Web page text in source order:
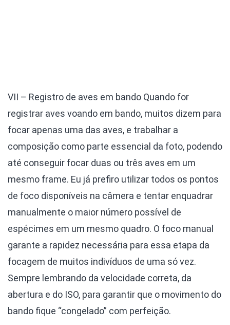
VII – Registro de aves em bando Quando for
registrar aves voando em bando, muitos dizem para
focar apenas uma das aves, e trabalhar a
composição como parte essencial da foto, podendo
até conseguir focar duas ou três aves em um
mesmo frame. Eu já prefiro utilizar todos os pontos
de foco disponíveis na câmera e tentar enquadrar
manualmente o maior número possível de
espécimes em um mesmo quadro. O foco manual
garante a rapidez necessária para essa etapa da
focagem de muitos indivíduos de uma só vez.
Sempre lembrando da velocidade correta, da
abertura e do ISO, para garantir que o movimento do
bando fique “congelado” com perfeição.